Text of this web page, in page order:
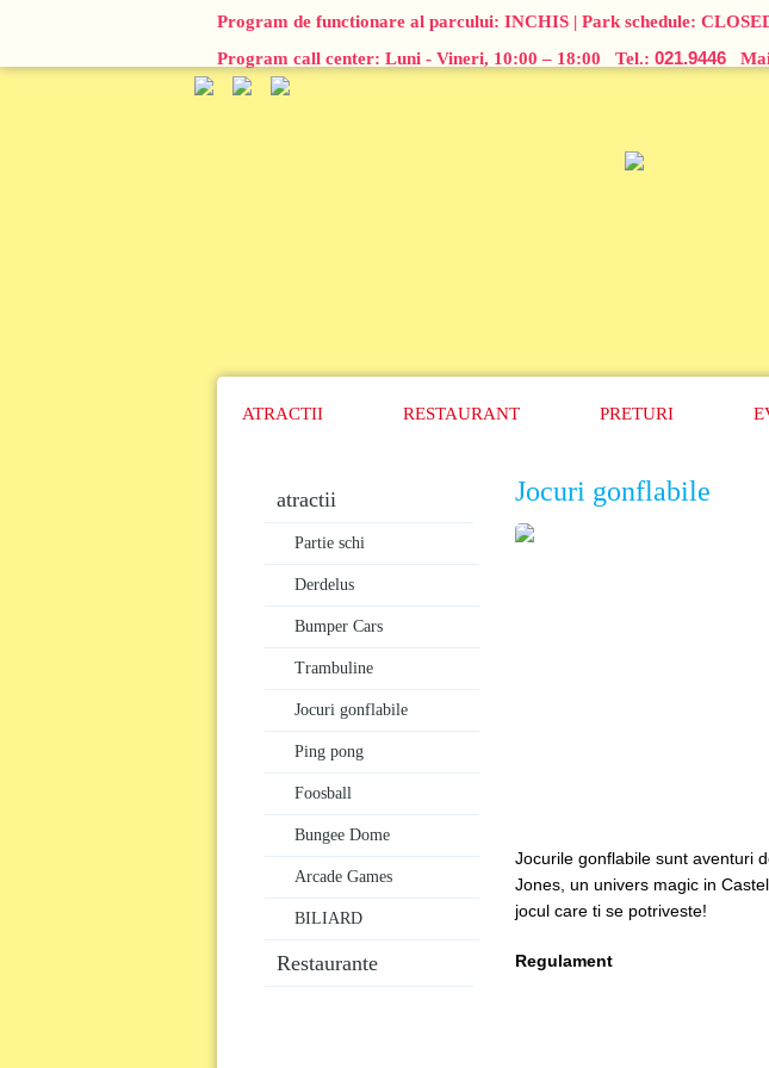
Program de functionare al parcului: INCHIS | Park schedule:
Program call center: Luni - Vineri, 10:00 – 18:00 Tel.: 021.9446
ATRACTII RESTAURANT PRETURI
atractii
Partie schi
Derdelus
Bumper Cars
Trambuline
Jocuri gonflabile
Ping pong
Foosball
Bungee Dome
Arcade Games
BILIARD
Restaurante
Jocuri gonflabile
Jocurile gonflabile sunt aventuri
Jones, un univers magic in
jocul care ti se potriveste!
Regulament